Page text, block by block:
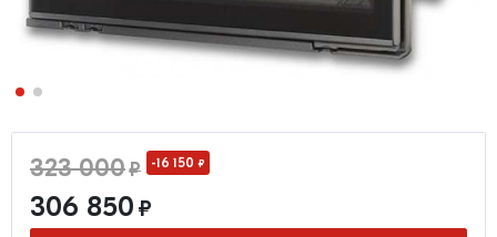
323 000₽ -16 150 ₽
306 850 ₽